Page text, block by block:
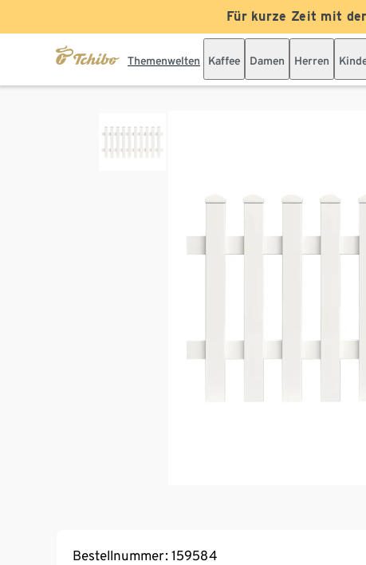
Für kurze Zeit mit
Themenwelten Kaffee Damen Herren
Bestellnummer: 159584